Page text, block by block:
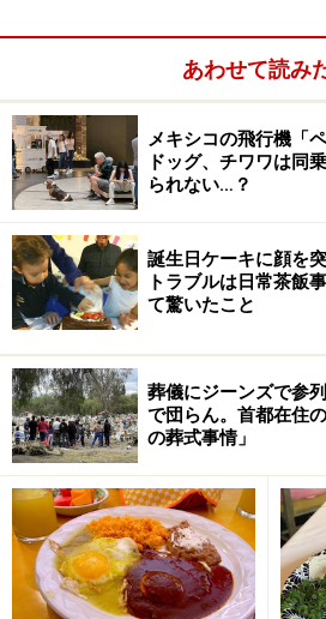
はケサディージャと呼ばれます。
■トスターダス／Tostadas
マルリン（かじきまぐろ）のトスタ
カリカリに焼いたトルティージャ
を裂いたもの、またはシーフード
刻んだレタス、キュウリ、トマト
菜やレモン汁、サワークリームを
■エンチラーダス／Enchiladas
サルサベルデを使ったエンチラーダ
あわせて読み
メキシコの飛行機「
ドッグ、チワワは同
られない…？
誕生日ケーキに顔を
トラブルは日常茶飯
て驚いたこと
葬儀にジーンズで参
で団らん。首都在住
の葬式事情」